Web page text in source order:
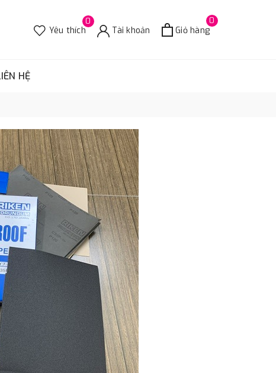
0
Yêu thích Tài khoản
0
Giỏ hàng
HỆ